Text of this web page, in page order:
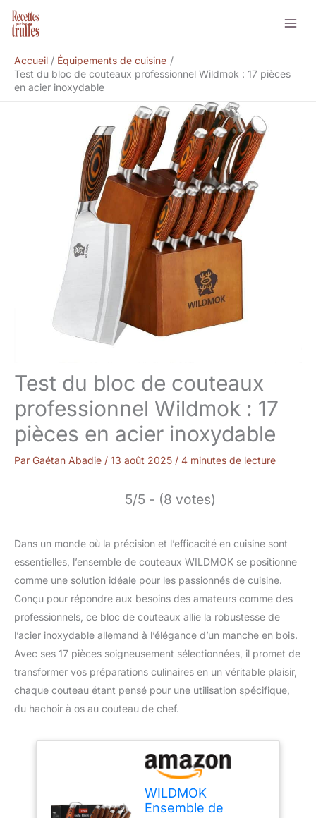
Aller
Accueil
Équipements de cuisine
Test du bloc de couteaux professionnel Wildmok : 17 pièces
en acier inoxydable
Test du bloc de couteaux
professionnel Wildmok : 17
pièces en acier inoxydable
Par Gaétan Abadie / 13 août 2025 / 4 minutes de lecture
5/5 - (8 votes)
Dans un monde où la précision et l’efficacité en cuisine sont
essentielles, l’ensemble de couteaux WILDMOK se positionne
comme une solution idéale pour les passionnés de cuisine.
Conçu pour répondre aux besoins des amateurs comme des
professionnels, ce bloc de couteaux allie la robustesse de
l’acier inoxydable allemand à l’élégance d’un manche en bois.
Avec ses 17 pièces soigneusement sélectionnées, il promet de
transformer vos préparations culinaires en un véritable plaisir,
chaque couteau étant pensé pour une utilisation spécifique,
du hachoir à os au couteau de chef.
WILDMOK
Ensemble de
Rechercher